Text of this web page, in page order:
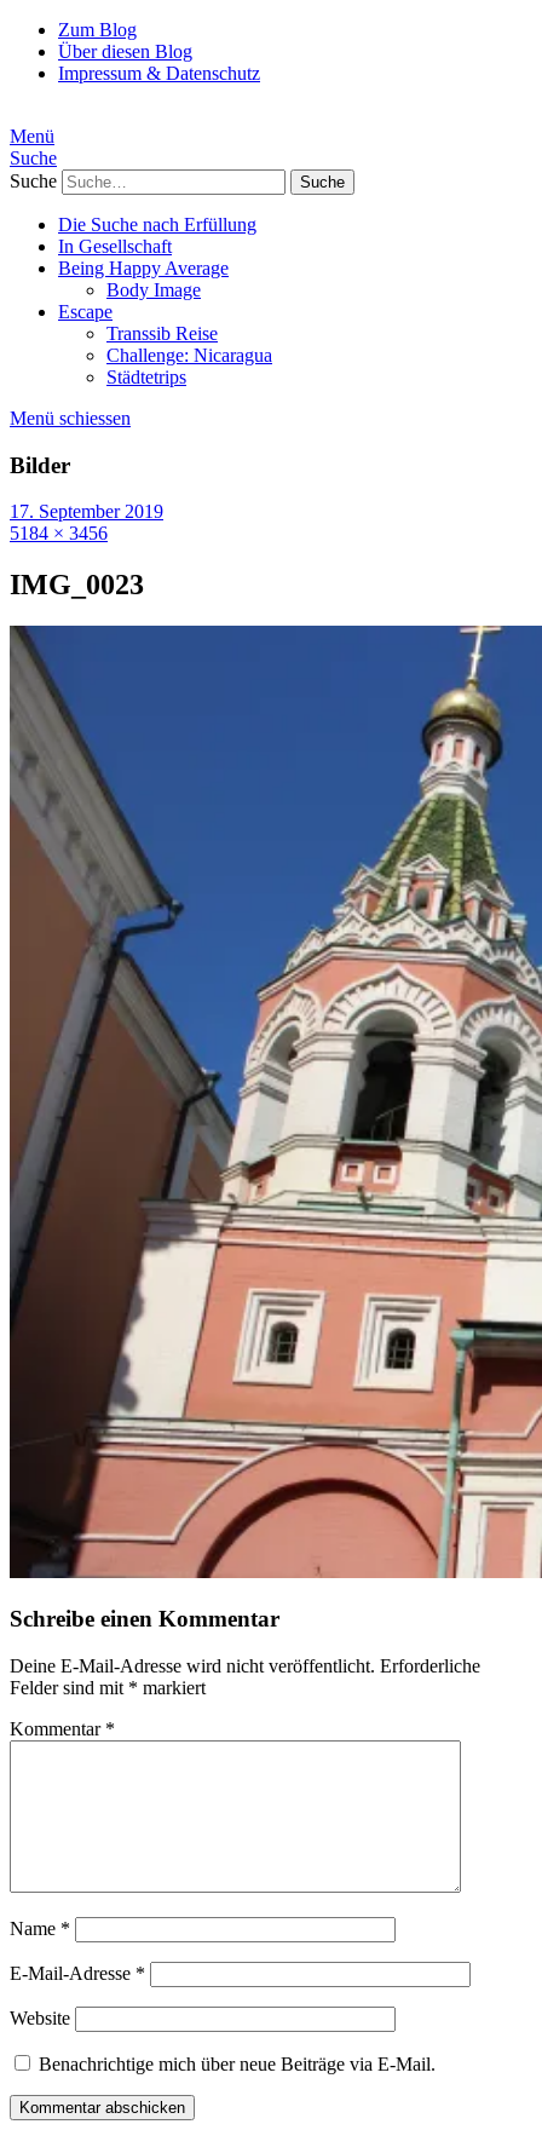
Zum Blog
Über diesen Blog
Impressum & Datenschutz
Menü
Suche
Suche
Die Suche nach Erfüllung
In Gesellschaft
Being Happy Average
Body Image
Escape
Transsib Reise
Challenge: Nicaragua
Städtetrips
Menü schiessen
Bilder
17. September 2019
5184 × 3456
IMG_0023
Schreibe einen Kommentar
Deine E-Mail-Adresse wird nicht veröffentlicht. Erforderliche
Felder sind mit * markiert
Kommentar *
Name *
E-Mail-Adresse *
Website
Benachrichtige mich über neue Beiträge via E-Mail.